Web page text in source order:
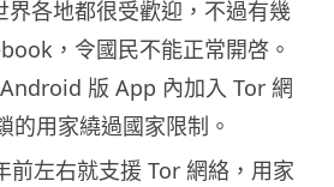
各地都很受歡迎，不過有幾
，令國民不能正常開啓。
版 App 內加入 Tor 網
的用家繞過國家限制。
前左右就支援 Tor 網絡，用家